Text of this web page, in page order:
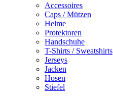
Accessoires
Caps / Mützen
Helme
Protektoren
Handschuhe
T-Shirts / Sweatshirts
Jerseys
Jacken
Hosen
Stiefel